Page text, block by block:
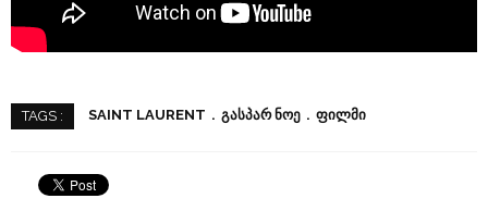
TAGS : SAINT LAURENT ᲒᲐᲡᲞᲐᲠ ᲜᲝᲔ ᲤᲘᲚᲛᲘ